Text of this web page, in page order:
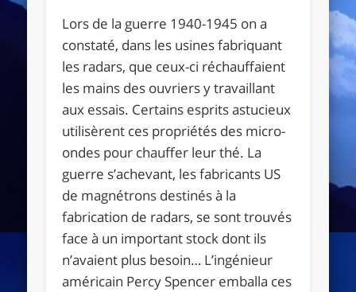
Lors de la guerre 1940-1945 on a
constaté, dans les usines fabriquant
les radars, que ceux-ci réchauffaient
les mains des ouvriers y travaillant
aux essais. Certains esprits astucieux
utilisèrent ces propriétés des micro-
ondes pour chauffer leur thé. La
guerre s’achevant, les fabricants US
de magnétrons destinés à la
fabrication de radars, se sont trouvés
face à un important stock dont ils
n’avaient plus besoin… L’ingénieur
américain Percy Spencer emballa ces